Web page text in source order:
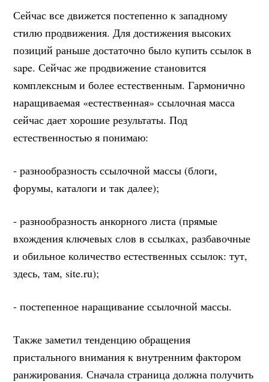
Сейчас все движется постепенно к западному
стилю продвижения. Для достижения высоких
позиций раньше достаточно было купить ссылок в
sape. Сейчас же продвижение становится
комплексным и более естественным. Гармонично
наращиваемая «естественная» ссылочная масса
сейчас дает хорошие результаты. Под
естественностью я понимаю:
- разнообразность ссылочной массы (блоги,
форумы, каталоги и так далее);
- разнообразность анкорного листа (прямые
вхождения ключевых слов в ссылках, разбавочные
и обильное количество естественных ссылок: тут,
здесь, там, site.ru);
- постепенное наращивание ссылочной массы.
Также заметил тенденцию обращения
пристального внимания к внутренним фактором
ранжирования. Сначала страница должна получить